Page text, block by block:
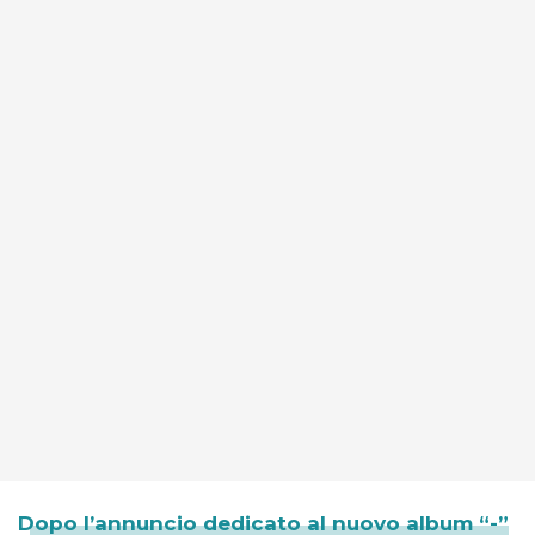
Dopo l’annuncio dedicato al nuovo album “-”